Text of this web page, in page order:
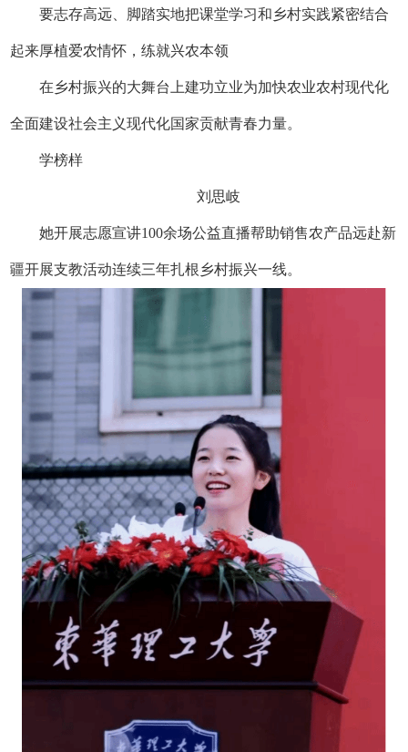
要志存高远、脚踏实地把课堂学习和乡村实践紧密结合
起来厚植爱农情怀，练就兴农本领
在乡村振兴的大舞台上建功立业为加快农业农村现代化
全面建设社会主义现代化国家贡献青春力量。
学榜样
刘思岐
她开展志愿宣讲100余场公益直播帮助销售农产品远赴新
疆开展支教活动连续三年扎根乡村振兴一线。